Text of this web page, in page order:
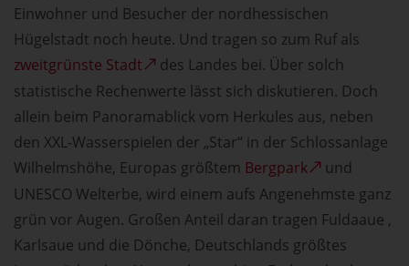
Einwohner und Besucher der nordhessischen
Hügelstadt noch heute. Und tragen so zum Ruf als
zweitgrünste Stadt
des Landes bei. Über solch
statistische Rechenwerte lässt sich diskutieren. Doch
allein beim Panoramablick vom Herkules aus, neben
den XXL-Wasserspielen der „Star“ in der Schlossanlage
Wilhelmshöhe, Europas größtem Bergpark
und
UNESCO Welterbe, wird einem aufs Angenehmste ganz
grün vor Augen. Großen Anteil daran tragen Fuldaaue ,
Karlsaue und die Dönche, Deutschlands größtes